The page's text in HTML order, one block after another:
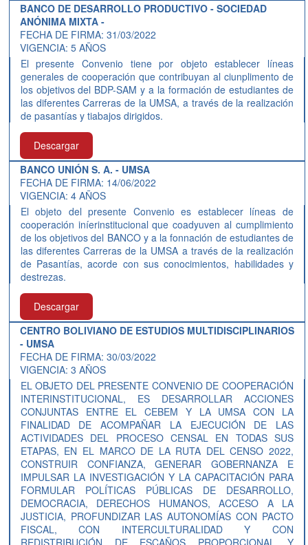
BANCO DE DESARROLLO PRODUCTIVO - SOCIEDAD
ANÓNIMA MIXTA -
FECHA DE FIRMA: 31/03/2022
VIGENCIA: 5 AÑOS
El presente Convenio tiene por objeto establecer líneas
generales de cooperación que contribuyan al ciunplimento de
los objetivos del BDP-SAM y a la formación de estudiantes de
las diferentes Carreras de la UMSA, a través de la realización
de pasantías y tiabajos dirigidos.
Descargar
BANCO UNIÓN S. A. - UMSA
FECHA DE FIRMA: 14/06/2022
VIGENCIA: 4 AÑOS
El objeto del presente Convenio es establecer líneas de
cooperación iníerinstitucional que coadyuven al cumplimiento
de los objetivos del BANCO y a la fonnación de estudiantes de
las diferentes Carreras de la UMSA a través de la realización
de Pasantías, acorde con sus conocimientos, habilidades y
destrezas.
Descargar
CENTRO BOLIVIANO DE ESTUDIOS MULTIDISCIPLINARIOS
- UMSA
FECHA DE FIRMA: 30/03/2022
VIGENCIA: 3 AÑOS
EL OBJETO DEL PRESENTE CONVENIO DE COOPERACIÓN
INTERINSTITUCIONAL, ES DESARROLLAR ACCIONES
CONJUNTAS ENTRE EL CEBEM Y LA UMSA CON LA
FINALIDAD DE ACOMPAÑAR LA EJECUCIÓN DE LAS
ACTIVIDADES DEL PROCESO CENSAL EN TODAS SUS
ETAPAS, EN EL MARCO DE LA RUTA DEL CENSO 2022,
CONSTRUIR CONFIANZA, GENERAR GOBERNANZA E
IMPULSAR LA INVESTIGACIÓN Y LA CAPACITACIÓN PARA
FORMULAR POLÍTICAS PÚBLICAS DE DESARROLLO,
DEMOCRACIA, DERECHOS HUMANOS, ACCESO A LA
JUSTICIA, PROFUNDIZAR LAS AUTONOMÍAS CON PACTO
FISCAL, CON INTERCULTURALIDAD Y CON